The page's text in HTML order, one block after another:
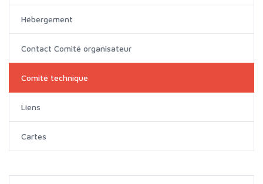
Hébergement
Contact Comité organisateur
Comité technique
Liens
Cartes